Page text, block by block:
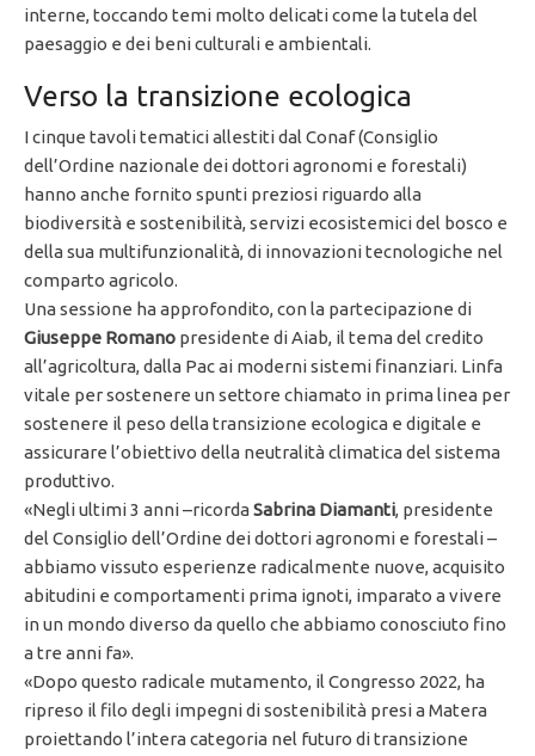
interne, toccando temi molto delicati come la tutela del
paesaggio e dei beni culturali e ambientali.
Verso la transizione ecologica
I cinque tavoli tematici allestiti dal Conaf (Consiglio
dell’Ordine nazionale dei dottori agronomi e forestali)
hanno anche fornito spunti preziosi riguardo alla
biodiversità e sostenibilità, servizi ecosistemici del bosco e
della sua multifunzionalità, di innovazioni tecnologiche nel
comparto agricolo.
Una sessione ha approfondito, con la partecipazione di
Giuseppe Romano presidente di Aiab, il tema del credito
all’agricoltura, dalla Pac ai moderni sistemi finanziari. Linfa
vitale per sostenere un settore chiamato in prima linea per
sostenere il peso della transizione ecologica e digitale e
assicurare l’obiettivo della neutralità climatica del sistema
produttivo.
«Negli ultimi 3 anni –ricordaSabrina Diamanti, presidente
del Consiglio dell’Ordine dei dottori agronomi e forestali –
abbiamo vissuto esperienze radicalmente nuove, acquisito
abitudini e comportamenti prima ignoti, imparato a vivere
in un mondo diverso da quello che abbiamo conosciuto fino
a tre anni fa».
«Dopo questo radicale mutamento, il Congresso 2022, ha
ripreso il filo degli impegni di sostenibilità presi a Matera
proiettando l’intera categoria nel futuro di transizione